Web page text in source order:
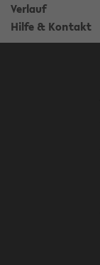
Verlauf
Hilfe & Kontakt